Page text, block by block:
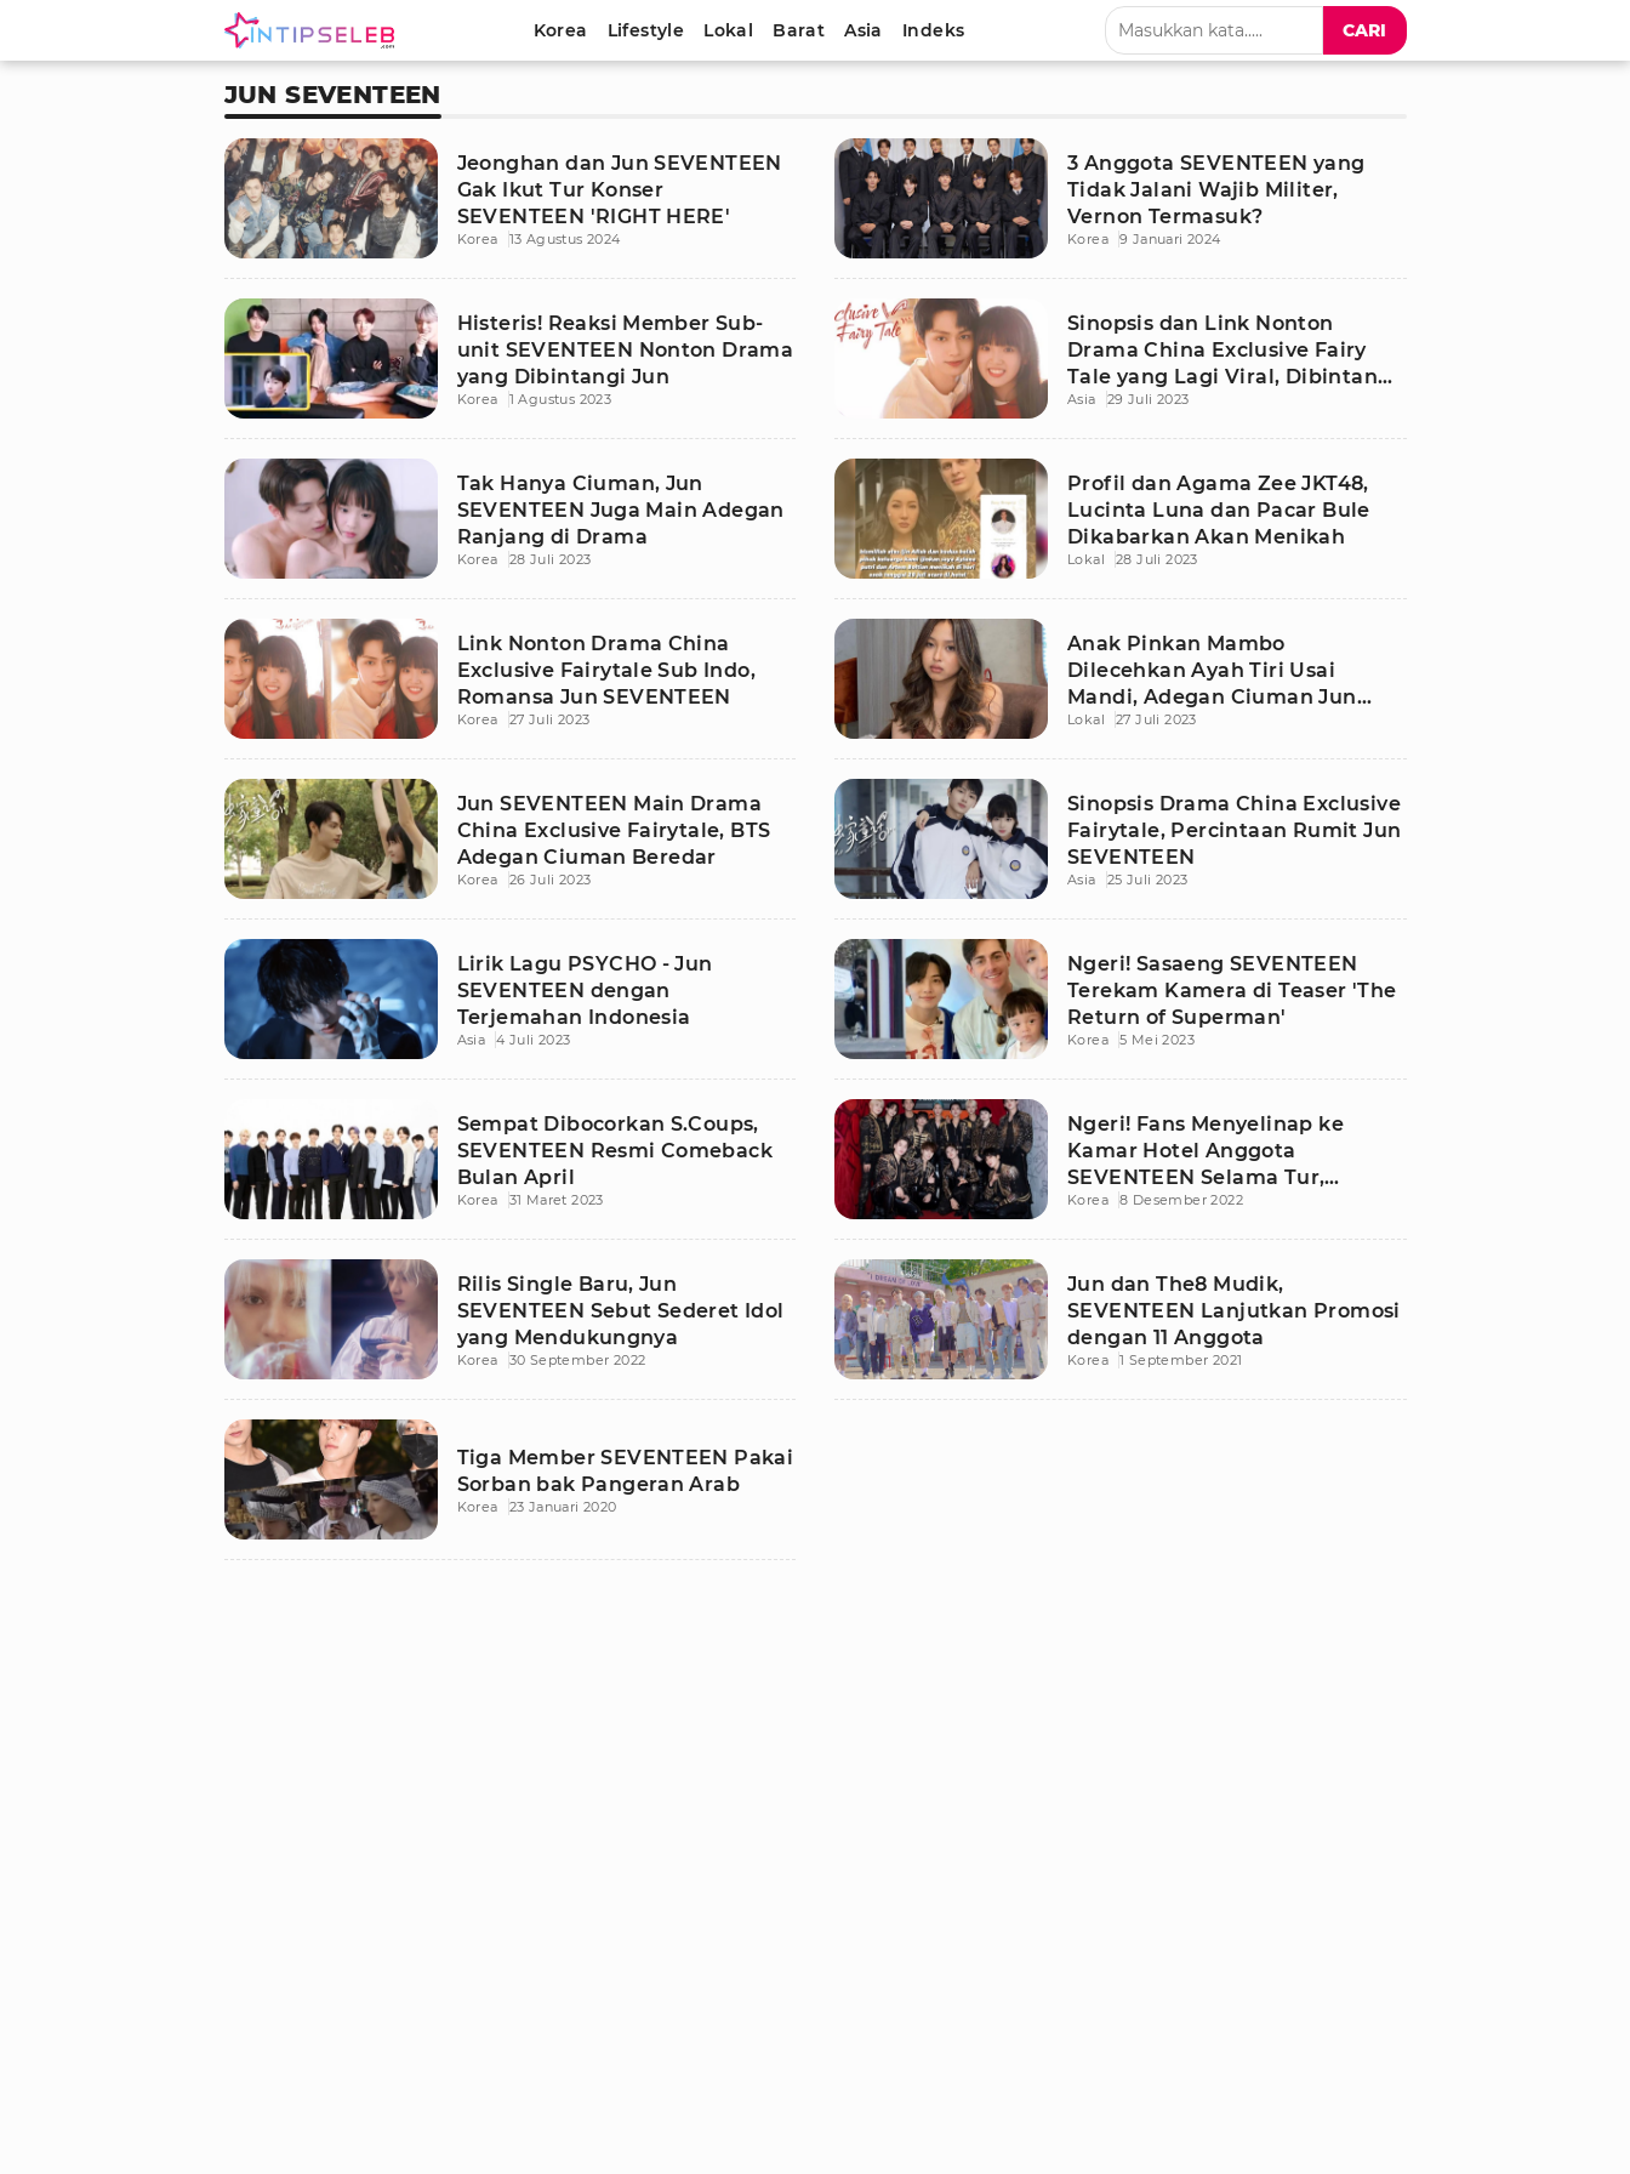
Korea Lifestyle Lokal Barat Asia Indeks CARI
JUN SEVENTEEN
Jeonghan dan Jun SEVENTEEN
Gak Ikut Tur Konser
SEVENTEEN 'RIGHT HERE'
Korea 13 Agustus 2024
3 Anggota SEVENTEEN yang
Tidak Jalani Wajib Militer,
Vernon Termasuk?
Korea 9 Januari 2024
Histeris! Reaksi Member Sub-
unit SEVENTEEN Nonton Drama
yang Dibintangi Jun
Korea 1 Agustus 2023
Sinopsis dan Link Nonton
Drama China Exclusive Fairy
Tale yang Lagi Viral, Dibintangi
Jun SEVENTEEN
Asia 29 Juli 2023
Tak Hanya Ciuman, Jun
SEVENTEEN Juga Main Adegan
Ranjang di Drama
Korea 28 Juli 2023
Profil dan Agama Zee JKT48,
Lucinta Luna dan Pacar Bule
Dikabarkan Akan Menikah
Lokal 28 Juli 2023
Link Nonton Drama China
Exclusive Fairytale Sub Indo,
Romansa Jun SEVENTEEN
Korea 27 Juli 2023
Anak Pinkan Mambo
Dilecehkan Ayah Tiri Usai
Mandi, Adegan Ciuman Jun
SEVENTEEN Beredar
Lokal 27 Juli 2023
Jun SEVENTEEN Main Drama
China Exclusive Fairytale, BTS
Adegan Ciuman Beredar
Korea 26 Juli 2023
Sinopsis Drama China Exclusive
Fairytale, Percintaan Rumit Jun
SEVENTEEN
Asia 25 Juli 2023
Lirik Lagu PSYCHO - Jun
SEVENTEEN dengan
Terjemahan Indonesia
Asia 4 Juli 2023
Ngeri! Sasaeng SEVENTEEN
Terekam Kamera di Teaser 'The
Return of Superman'
Korea 5 Mei 2023
Sempat Dibocorkan S.Coups,
SEVENTEEN Resmi Comeback
Bulan April
Korea 31 Maret 2023
Ngeri! Fans Menyelinap ke
Kamar Hotel Anggota
SEVENTEEN Selama Tur,
PLEDIS Beri Peringatan
Korea 8 Desember 2022
Rilis Single Baru, Jun
SEVENTEEN Sebut Sederet Idol
yang Mendukungnya
Korea 30 September 2022
Jun dan The8 Mudik,
SEVENTEEN Lanjutkan Promosi
dengan 11 Anggota
Korea 1 September 2021
Tiga Member SEVENTEEN Pakai
Sorban bak Pangeran Arab
Korea 23 Januari 2020